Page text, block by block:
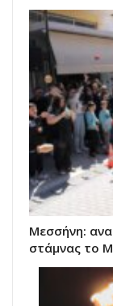
Μεσσήνη:
στάμνας το